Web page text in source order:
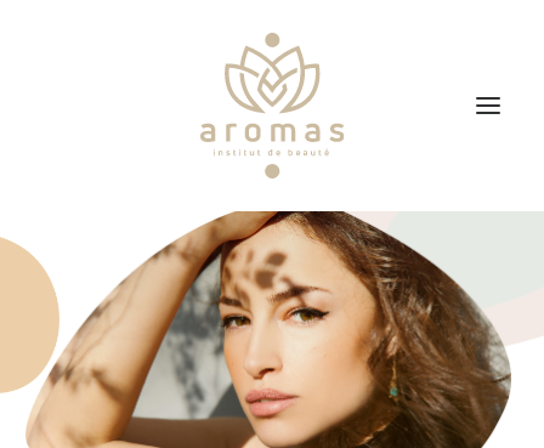
Soins
Je veux faire un bon cadeau
Plan d’accès
Prendre RDV